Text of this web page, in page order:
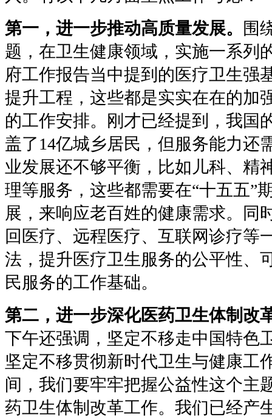
第一，进一步推动高质量发展。
围
题，在卫生健康领域，实施一系列
府工作报告当中提到的医疗卫生强
提升工程，这些都是实实在在的加
的工作安排。刚才已经提到，我国
盖了14亿城乡居民，但服务能力还
业发展还不够平衡，比如儿科、精
理等服务，这些都需要在“十五五”
展，来响应老百姓的健康需求。同
回医疗、远程医疗、互联网诊疗等
法，提升医疗卫生服务的公平性、
民服务的工作基础。
第二，进一步深化医药卫生体制改
下午还强调，坚定不移走中国特色
坚定不移贯彻新时代卫生与健康工
间，我们要牢牢把握公益性这个主
药卫生体制改革工作。我们已经产